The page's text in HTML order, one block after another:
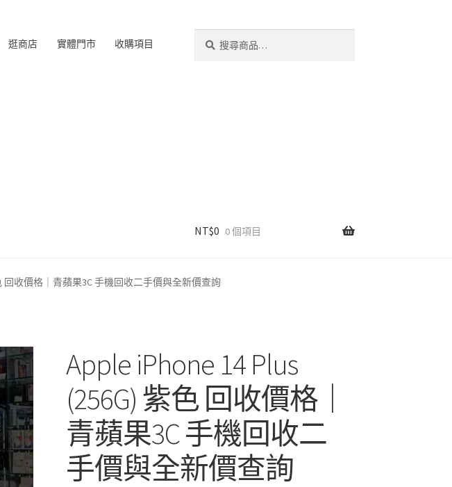
逛商店 實體門市 收購項目
NT$0 0 個項目
回收價格｜青蘋果3C 手機回收二手價與全新價查詢
Apple iPhone 14 Plus
(256G) 紫色 回收價格｜
青蘋果3C 手機回收二
手價與全新價查詢